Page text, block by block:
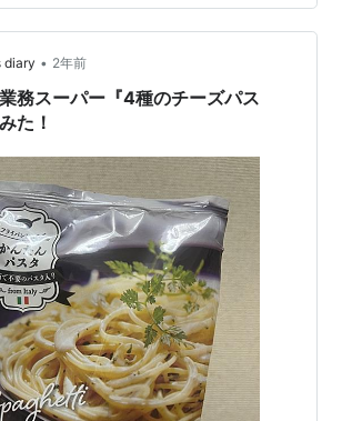
モツァレラ投入し混ぜます。菜箸に
ぐるぐる巻きつけ盛り付け。フライパ
ーンでかけます…うーん、失敗。そら
なくなっちゃった（笑）そら豆は後の
。 チーズが蓋してくれてるの…
diary • 2年前
務スーパー『4種のチーズパス
た！